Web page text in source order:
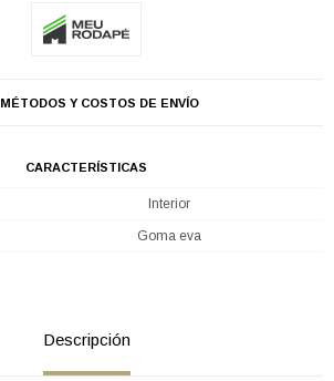
MÉTODOS Y COSTOS DE ENVÍO
CARACTERÍSTICAS
Interior
Goma eva
Descripción